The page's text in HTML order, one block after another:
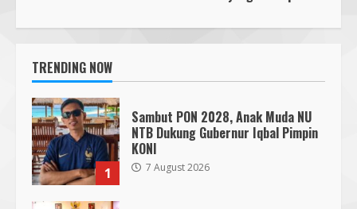
TRENDING NOW
1
Sambut PON 2028, Anak Muda NU
NTB Dukung Gubernur Iqbal Pimpin
KONI
7 August 2026